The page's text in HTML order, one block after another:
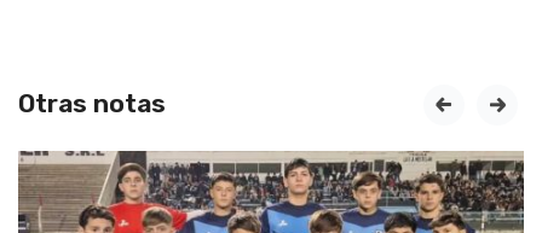
Otras notas prev next